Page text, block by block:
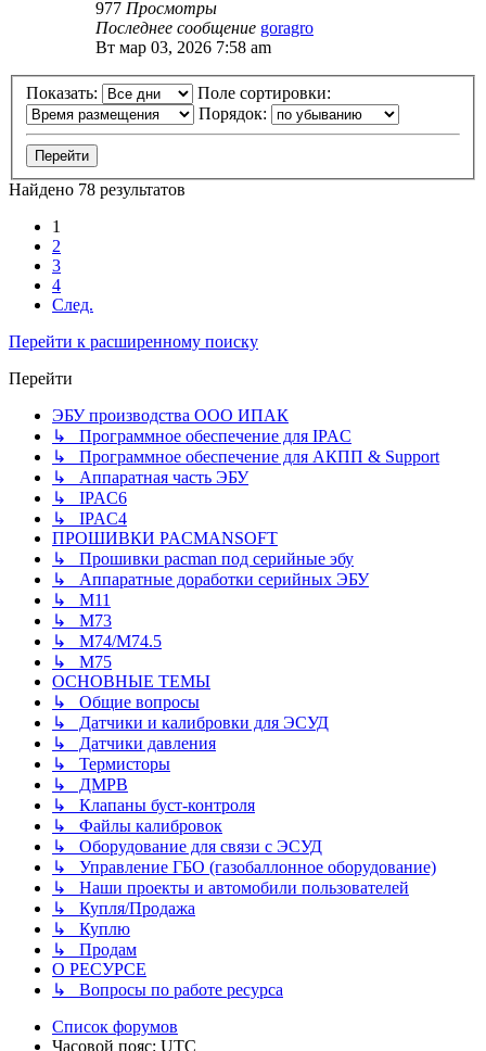
977 Просмотры
Последнее сообщение goragro
Вт мар 03, 2026 7:58 am
Показать:
Поле сортировки:
Порядок:
Найдено 78 результатов
1
2
3
4
След.
Перейти к расширенному поиску
Перейти
ЭБУ производства ООО ИПАК
↳ Программное обеспечение для IPAC
↳ Программное обеспечение для АКПП & Support
↳ Аппаратная часть ЭБУ
↳ IPAC6
↳ IPAC4
ПРОШИВКИ PACMANSOFT
↳ Прошивки pacman под серийные эбу
↳ Аппаратные доработки серийных ЭБУ
↳ M11
↳ М73
↳ М74/М74.5
↳ M75
ОСНОВНЫЕ ТЕМЫ
↳ Общие вопросы
↳ Датчики и калибровки для ЭСУД
↳ Датчики давления
↳ Термисторы
↳ ДМРВ
↳ Клапаны буст-контроля
↳ Файлы калибровок
↳ Оборудование для связи с ЭСУД
↳ Управление ГБО (газобаллонное оборудование)
↳ Наши проекты и автомобили пользователей
↳ Купля/Продажа
↳ Куплю
↳ Продам
О РЕСУРСЕ
↳ Вопросы по работе ресурса
Список форумов
Часовой пояс: UTC